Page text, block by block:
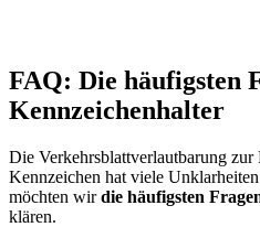
FAQ: Die häufigsten
Kennzeichenhalter
Die Verkehrsblattverlautbarung
Kennzeichen hat viele
möchten wirdie häufigsten
klären.